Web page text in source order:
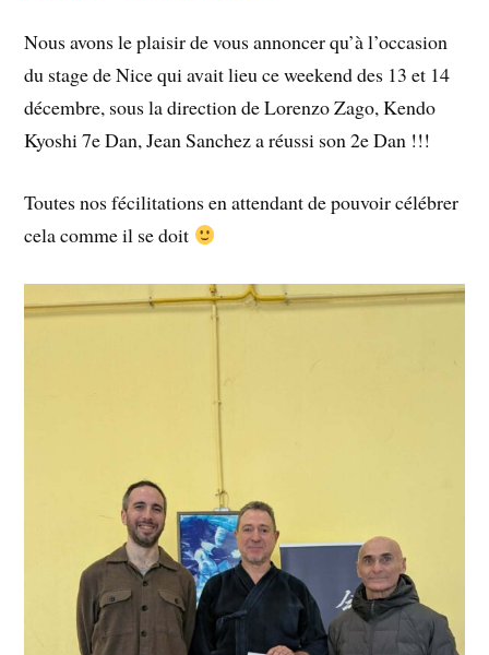
Nous avons le plaisir de vous annoncer qu’à l’occasion
du stage de Nice qui avait lieu ce weekend des 13 et 14
décembre, sous la direction de Lorenzo Zago, Kendo
Kyoshi 7e Dan, Jean Sanchez a réussi son 2e Dan !!!
Toutes nos fécilitations en attendant de pouvoir célébrer
cela comme il se doit